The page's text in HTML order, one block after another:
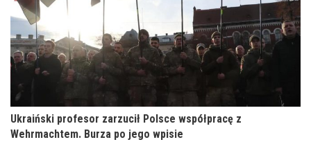
Ukraiński profesor zarzucił Polsce współpracę z
Wehrmachtem. Burza po jego wpisie